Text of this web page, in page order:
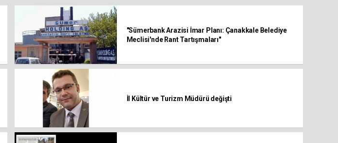
"Sümerbank Arazisi İmar Planı: Çanakkale Belediye
Meclisi'nde Rant Tartışmaları"
İl Kültür ve Turizm Müdürü değişti